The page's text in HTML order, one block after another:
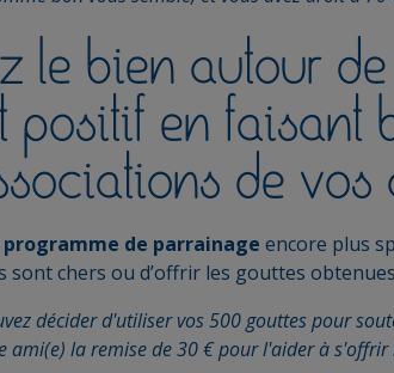
le bien autour
positif en faisant
de vos
programme de parrainage encore plus
sont chers ou d’offrir les gouttes
décider d'utiliser vos 500 gouttes pour
ami(e) la remise de 30 € pour l'aider à